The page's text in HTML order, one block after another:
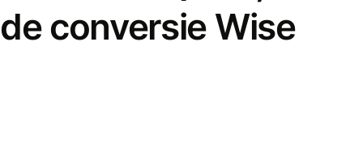
de conversie Wise